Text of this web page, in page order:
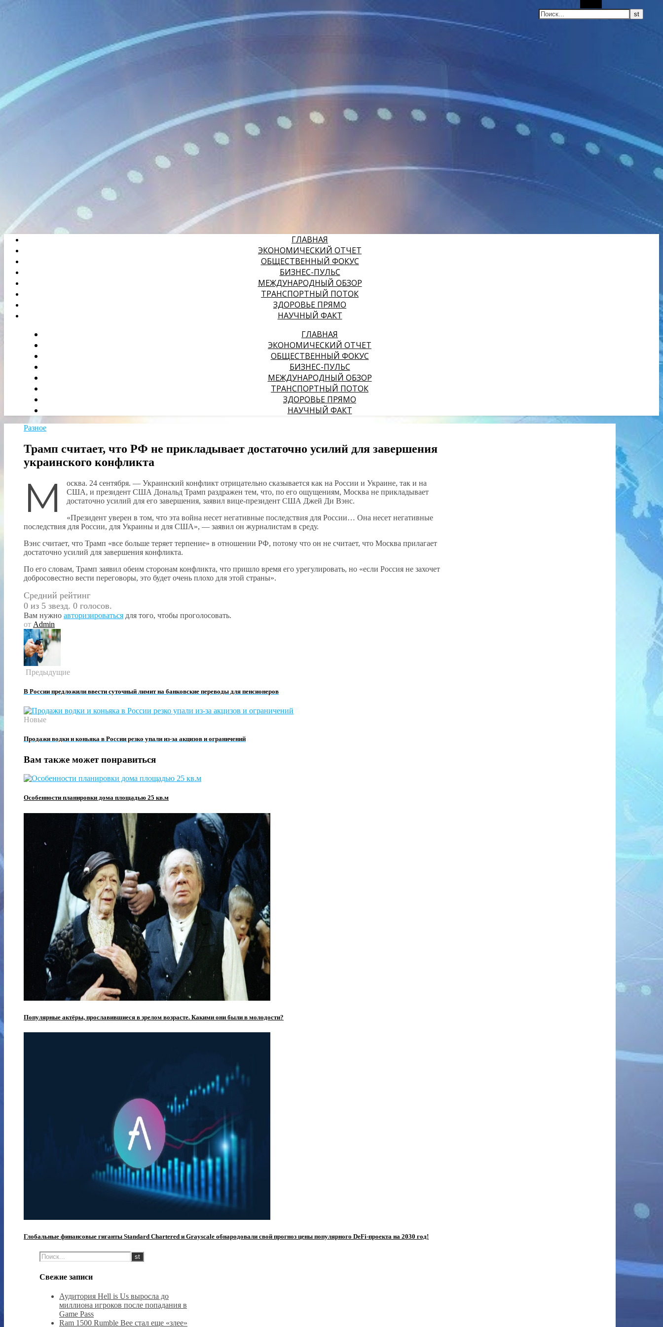
ГЛАВНАЯ
ЭКОНОМИЧЕСКИЙ ОТЧЕТ
ОБЩЕСТВЕННЫЙ ФОКУС
БИЗНЕС-ПУЛЬС
МЕЖДУНАРОДНЫЙ ОБЗОР
ТРАНСПОРТНЫЙ ПОТОК
ЗДОРОВЬЕ ПРЯМО
НАУЧНЫЙ ФАКТ
ГЛАВНАЯ
ЭКОНОМИЧЕСКИЙ ОТЧЕТ
ОБЩЕСТВЕННЫЙ ФОКУС
БИЗНЕС-ПУЛЬС
МЕЖДУНАРОДНЫЙ ОБЗОР
ТРАНСПОРТНЫЙ ПОТОК
ЗДОРОВЬЕ ПРЯМО
НАУЧНЫЙ ФАКТ
Разное
Трамп считает, что РФ не прикладывает достаточно усилий для завершения
украинского конфликта
М
осква. 24 сентября. — Украинский конфликт отрицательно сказывается как на России и Украине, так и на
США, и президент США Дональд Трамп раздражен тем, что, по его ощущениям, Москва не прикладывает
достаточно усилий для его завершения, заявил вице-президент США Джей Ди Вэнс.
«Президент уверен в том, что эта война несет негативные последствия для России… Она несет негативные
последствия для России, для Украины и для США», — заявил он журналистам в среду.
Вэнс считает, что Трамп «все больше теряет терпение» в отношении РФ, потому что он не считает, что Москва прилагает
достаточно усилий для завершения конфликта.
По его словам, Трамп заявил обеим сторонам конфликта, что пришло время его урегулировать, но «если Россия не захочет
добросовестно вести переговоры, это будет очень плохо для этой страны».
Средний рейтинг
0 из 5 звезд. 0 голосов.
Вам нужно авторизироваться для того, чтобы проголосовать.
от Admin
Предыдущие
В России предложили ввести суточный лимит на банковские переводы для пенсионеров
Новые
Продажи водки и коньяка в России резко упали из-за акцизов и ограничений
Вам также может понравиться
Особенности планировки дома площадью 25 кв.м
Популярные актёры, прославившиеся в зрелом возрасте. Какими они были в молодости?
Глобальные финансовые гиганты Standard Chartered и Grayscale обнародовали свой прогноз цены популярного DeFi-проекта на 2030 год!
Свежие записи
Аудитория Hell is Us выросла до
миллиона игроков после попадания в
Game Pass
Ram 1500 Rumble Bee стал еще «злее»